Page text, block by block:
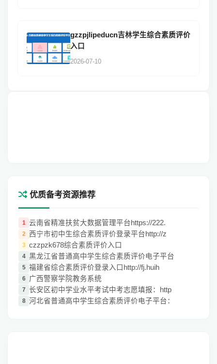
gzzpjlipeducn吉林学生综合素质评价
入口
2026-07-10
优质备考资源推荐
1 云南省精准扶贫大数据管理平台https://222.
2 西宁市初中生综合素质评价登录平台http://z
3 czzpzk678综合素质评价入口
4 黑龙江省普通高中学生综合素质评价电子平台
5 福建省综合素质评价登录入口http://fj.huih
6 广西警察学院教务系统
7 长安区初中学业水平考试中考志愿填报：http
8 河北省普通高中学生综合素质评价电子平台：